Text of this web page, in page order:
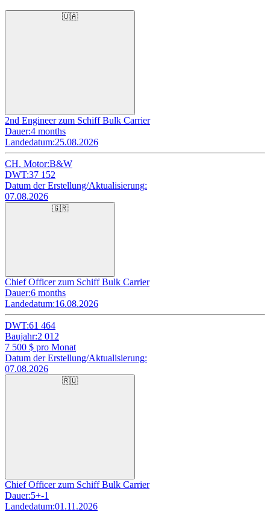
🇺🇦
2nd Engineer zum Schiff Bulk Carrier
Dauer:4 months
Landedatum:25.08.2026
CH. Motor:B&W
DWT:37 152
Datum der Erstellung/Aktualisierung:
07.08.2026
🇬🇷
Chief Officer zum Schiff Bulk Carrier
Dauer:6 months
Landedatum:16.08.2026
DWT:61 464
Baujahr:2 012
7 500 $ pro Monat
Datum der Erstellung/Aktualisierung:
07.08.2026
🇷🇺
Chief Officer zum Schiff Bulk Carrier
Dauer:5+-1
Landedatum:01.11.2026